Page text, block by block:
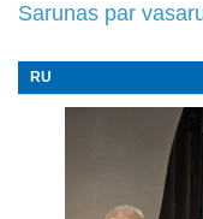
Sarunas par
RU